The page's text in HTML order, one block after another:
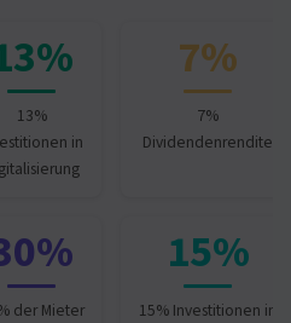
13%
in
7%
7%
Dividendenrendite
der Mieter
15%
15% Investitionen in